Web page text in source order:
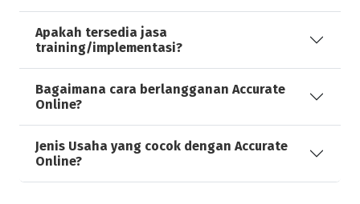
Apakah tersedia jasa
training/implementasi?
Bagaimana cara berlangganan Accurate
Online?
Jenis Usaha yang cocok dengan Accurate
Online?